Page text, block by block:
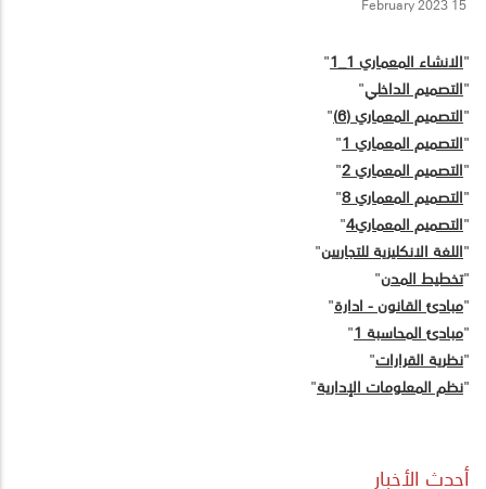
"الانشاء المعماري 1_1
"
"التصميم الداخلي"
"التصميم المعماري (6) "
"التصميم المعماري 1 "
"التصميم المعماري 2 "
"التصميم المعماري 8 "
"التصميم المعماري4 "
"اللغة الانكليزية للتجاريين"
"تخطيط المدن"
"مبادئ القانون - ادارة"
"مبادئ المحاسبة 1 "
"نظرية القرارات"
"نظم المعلومات الإدارية"
أحدث الأخبار